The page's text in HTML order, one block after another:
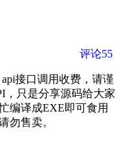
评论55
接口调用收费，请谨
，只是分享源码给大家
编译成EXE即可食用
勿售卖。